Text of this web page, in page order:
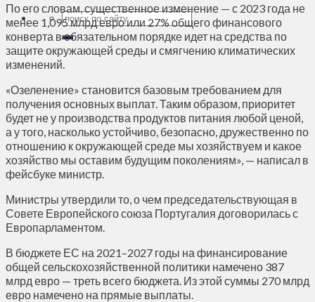
По его словам, существенное изменение — с 2023 года не
менее 1,095 млрд евро или 27% общего финансового
конверта в обязательном порядке идет на средства по
защите окружающей среды и смягчению климатических
изменений.
«Озеленение» становится базовым требованием для
получения основных выплат. Таким образом, приоритет
будет не у производства продуктов питания любой ценой,
а у того, насколько устойчиво, безопасно, дружественно по
отношению к окружающей среде мы хозяйствуем и какое
хозяйство мы оставим будущим поколениям», — написал в
фейсбуке министр.
Министры утвердили то, о чем председательствующая в
Совете Европейского союза Португалия договорилась с
Европарламентом.
В бюджете ЕС на 2021–2027 годы на финансирование
общей сельскохозяйственной политики намечено 387
млрд евро — треть всего бюджета. Из этой суммы 270 млрд
евро намечено на прямые выплаты.